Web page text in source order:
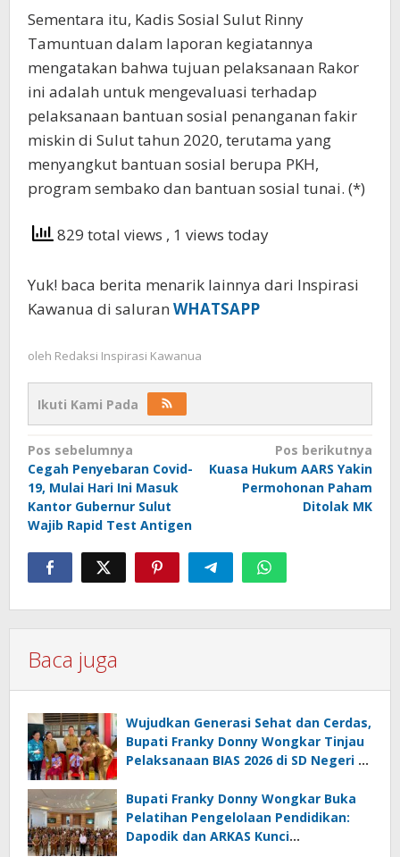
Sementara itu, Kadis Sosial Sulut Rinny
Tamuntuan dalam laporan kegiatannya
mengatakan bahwa tujuan pelaksanaan Rakor
ini adalah untuk mengevaluasi terhadap
pelaksanaan bantuan sosial penanganan fakir
miskin di Sulut tahun 2020, terutama yang
menyangkut bantuan sosial berupa PKH,
program sembako dan bantuan sosial tunai. (*)
829 total views , 1 views today
Yuk! baca berita menarik lainnya dari Inspirasi
Kawanua di saluran WHATSAPP
oleh Redaksi Inspirasi Kawanua
Ikuti Kami Pada
Navigasi
pos
Pos sebelumnya
Cegah Penyebaran Covid-
19, Mulai Hari Ini Masuk
Kantor Gubernur Sulut
Wajib Rapid Test Antigen
Pos berikutnya
Kuasa Hukum AARS Yakin
Permohonan Paham
Ditolak MK
Baca juga
Wujudkan Generasi Sehat dan Cerdas,
Bupati Franky Donny Wongkar Tinjau
Pelaksanaan BIAS 2026 di SD Negeri 2
Bupati Franky Donny Wongkar Buka
Pelatihan Pengelolaan Pendidikan:
Dapodik dan ARKAS Kunci